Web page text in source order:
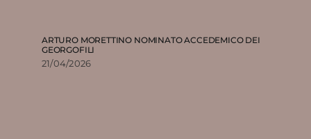
ARTURO MORETTINO NOMINATO ACCEDEMICO DEI
GEORGOFILI
21/04/2026